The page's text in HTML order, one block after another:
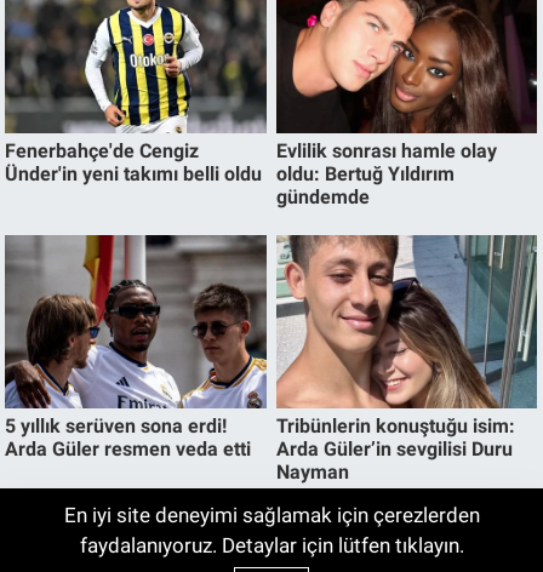
En iyi site deneyimi sağlamak için çerezlerden
faydalanıyoruz. Detaylar için lütfen tıklayın.
Bugün Bursa'da Hava Nasıl Olacak? 9